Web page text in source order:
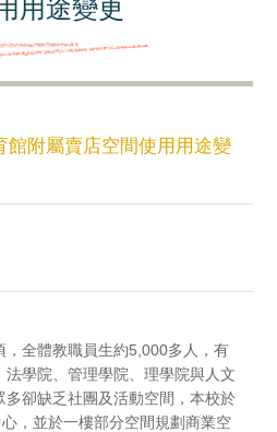
用途變更
館附屬賣店空間使用用途變
全體教職員生約5,000多人，有
學院、管理學院、理學院與人文
卻缺乏社團及活動空間，本校於
，並於一樓部分空間規劃商業空